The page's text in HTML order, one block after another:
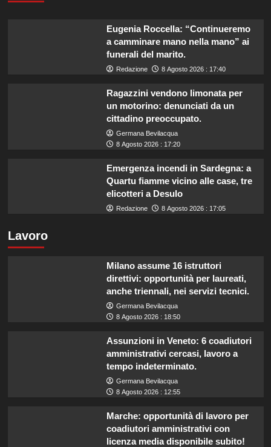
Eugenia Roccella: “Continueremo
a camminare mano nella mano” ai
funerali del marito.
Redazione 8 Agosto 2026 : 17:40
Ragazzini vendono limonata per
un motorino: denunciati da un
cittadino preoccupato.
Germana Bevilacqua
8 Agosto 2026 : 17:20
Emergenza incendi in Sardegna: a
Quartu fiamme vicino alle case, tre
elicotteri a Desulo
Redazione 8 Agosto 2026 : 17:05
Lavoro
Milano assume 16 istruttori
direttivi: opportunità per laureati,
anche triennali, nei servizi tecnici.
Germana Bevilacqua
8 Agosto 2026 : 18:50
Assunzioni in Veneto: 6 coadiutori
amministrativi cercasi, lavoro a
tempo indeterminato.
Germana Bevilacqua
8 Agosto 2026 : 12:55
Marche: opportunità di lavoro per
coadiutori amministrativi con
licenza media disponibile subito!